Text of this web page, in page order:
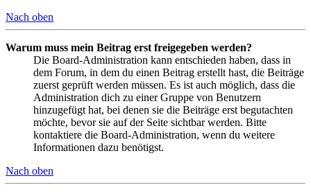
Nach oben
Warum muss mein Beitrag erst freigegeben werden?
Die Board-Administration kann entschieden haben, dass in
dem Forum, in dem du einen Beitrag erstellt hast, die Beiträge
zuerst geprüft werden müssen. Es ist auch möglich, dass die
Administration dich zu einer Gruppe von Benutzern
hinzugefügt hat, bei denen sie die Beiträge erst begutachten
möchte, bevor sie auf der Seite sichtbar werden. Bitte
kontaktiere die Board-Administration, wenn du weitere
Informationen dazu benötigst.
Nach oben